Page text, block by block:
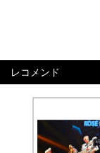
レコメンド